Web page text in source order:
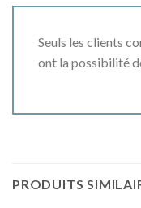
Seuls les clients
ont la possibilité
PRODUITS